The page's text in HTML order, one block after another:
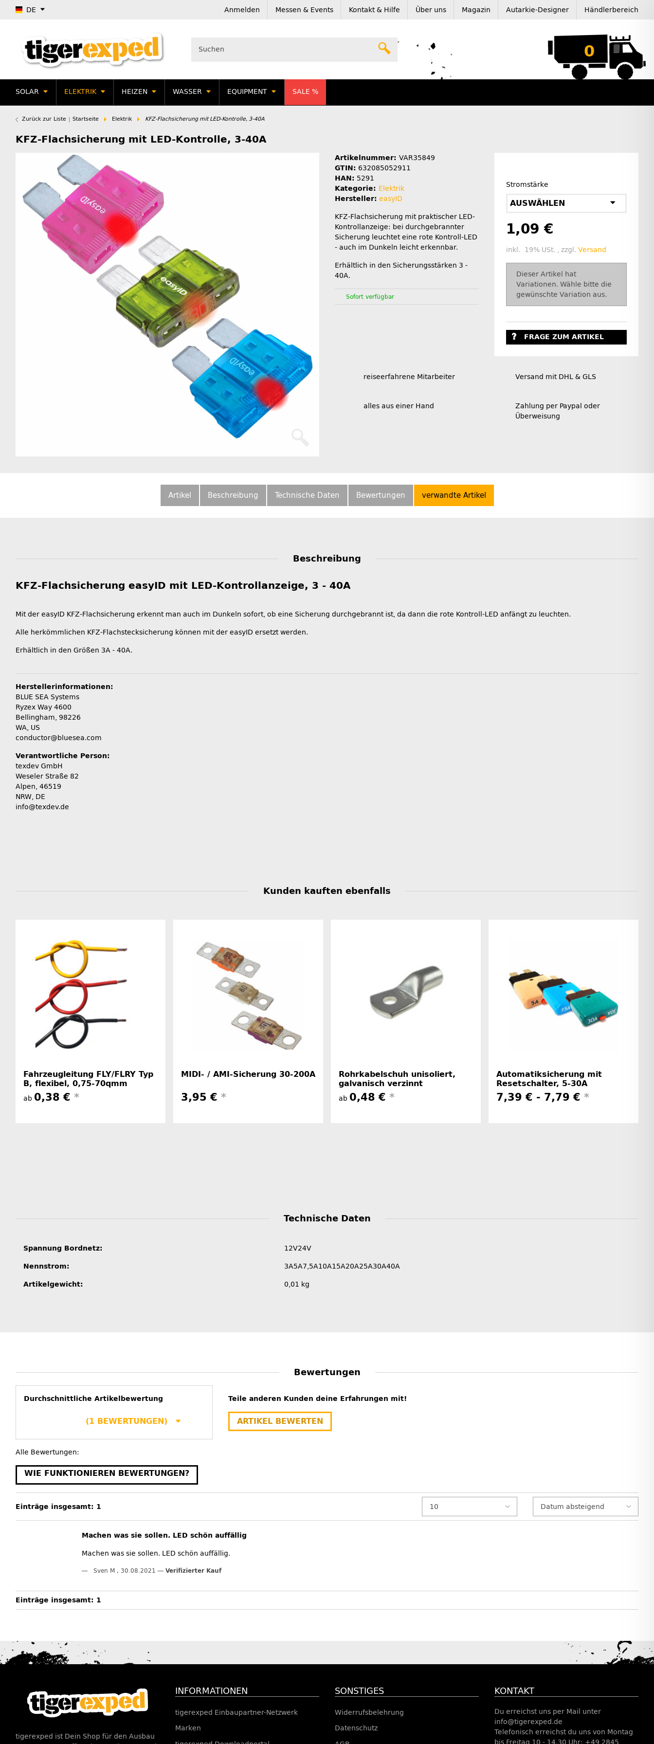
DE Anmelden Messen & Events Kontakt & Hilfe Über uns Magazin Autarkie-Designer Händlerbereich
0
SOLAR ELEKTRIK HEIZEN WASSER EQUIPMENT SALE %
Zurück zur Liste Startseite Elektrik KFZ-Flachsicherung mit LED-Kontrolle, 3-40A
KFZ-Flachsicherung mit LED-Kontrolle, 3-40A
Artikelnummer: VAR35849
GTIN: 632085052911
HAN: 5291
Kategorie: Elektrik
Hersteller: easyID
KFZ-Flachsicherung mit praktischer LED-
Kontrollanzeige: bei durchgebrannter
Sicherung leuchtet eine rote Kontroll-LED
- auch im Dunkeln leicht erkennbar.
Erhältlich in den Sicherungsstärken 3 -
40A.
Sofort verfügbar
Stromstärke
AUSWÄHLEN
1,09 €
inkl. 19% USt. , zzgl. Versand
x
Dieser Artikel hat
Variationen. Wähle bitte die
gewünschte Variation aus.
FRAGE ZUM ARTIKEL
reiseerfahrene Mitarbeiter Versand mit DHL & GLS
alles aus einer Hand
Zahlung per Paypal oder
Überweisung
Artikel Beschreibung Technische Daten Bewertungen verwandte Artikel
Beschreibung
KFZ-Flachsicherung easyID mit LED-Kontrollanzeige, 3 - 40A
Mit der easyID KFZ-Flachsicherung erkennt man auch im Dunkeln sofort, ob eine Sicherung durchgebrannt ist, da dann die rote Kontroll-LED anfängt zu leuchten.
Alle herkömmlichen KFZ-Flachstecksicherung können mit der easyID ersetzt werden.
Erhältlich in den Größen 3A - 40A.
Herstellerinformationen:
BLUE SEA Systems
Ryzex Way 4600
Bellingham, 98226
WA, US
conductor@bluesea.com
Verantwortliche Person:
texdev GmbH
Weseler Straße 82
Alpen, 46519
NRW, DE
info@texdev.de
Kunden kauften ebenfalls
Fahrzeugleitung FLY/FLRY Typ
B, flexibel, 0,75-70qmm
ab 0,38 € *
MIDI- / AMI-Sicherung 30-200A
3,95 € *
Rohrkabelschuh unisoliert,
galvanisch verzinnt
ab 0,48 € *
Automatiksicherung mit
Resetschalter, 5-30A
7,39 € - 7,79 € *
Technische Daten
Produkteigenschaft
Wert
Spannung Bordnetz: 12V24V
Nennstrom: 3A5A7,5A10A15A20A25A30A40A
Artikelgewicht: 0,01 kg
Bewertungen
Durchschnittliche Artikelbewertung
(1 BEWERTUNGEN)
Teile anderen Kunden deine Erfahrungen mit!
ARTIKEL BEWERTEN
Alle Bewertungen:
WIE FUNKTIONIEREN BEWERTUNGEN?
Einträge insgesamt: 1
Machen was sie sollen. LED schön auffällig
Machen was sie sollen. LED schön auffällig.
Sven M , 30.08.2021 Verifizierter Kauf
Einträge insgesamt: 1
tigerexped ist Dein Shop für den Ausbau
INFORMATIONEN
tigerexped Einbaupartner-Netzwerk
Marken
SONSTIGES
Widerrufsbelehrung
Datenschutz
KONTAKT
Du erreichst uns per Mail unter
info@tigerexped.de
Telefonisch erreichst du uns von Montag